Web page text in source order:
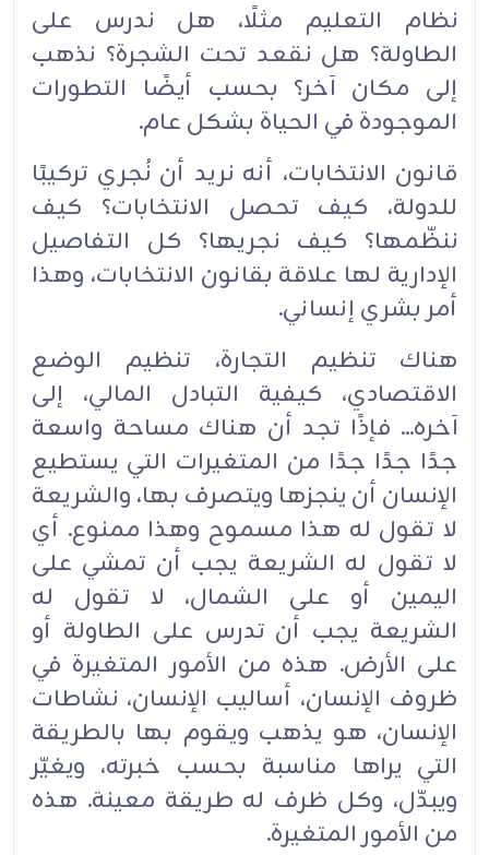
نظام التعليم مثلًا، هل ندرس على
الطاولة؟ هل نقعد تحت الشجرة؟ نذهب
إلى مكان آخر؟ بحسب أيضًا ‏التطورات
الموجودة في الحياة بشكل عام.‏
قانون الانتخابات، أنه نريد أن نُجري تركيبًا
للدولة، كيف تحصل الانتخابات؟ كيف
ننظّمها؟ كيف نجريها؟ ‏كل التفاصيل
الإدارية لها علاقة بقانون الانتخابات، وهذا
أمر بشري إنساني.‏
هناك تنظيم التجارة، تنظيم ‏الوضع
الاقتصادي، كيفية التبادل المالي، إلى
آخره... فإذًا تجد أن هناك مساحة ‏واسعة
جدًا جدًا جدًا من المتغيرات التي يستطيع
الإنسان أن ينجزها ويتصرف بها، والشريعة
لا تقول له هذا ‏مسموح وهذا ممنوع. أي
لا تقول له الشريعة يجب أن تمشي على
اليمين أو على الشمال، لا تقول له
الشريعة ‏يجب أن تدرس على الطاولة أو
على الأرض. هذه من الأمور المتغيرة في
ظروف الإنسان، أساليب الإنسان، ‏نشاطات
الإنسان، هو يذهب ويقوم بها بالطريقة
التي يراها مناسبة بحسب خبرته، ويغيّر
ويبدّل، وكل ظرف ‏له طريقة معينة. هذه
من الأمور المتغيرة.‏